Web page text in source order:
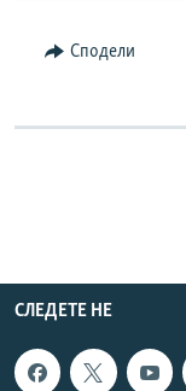
Сподели
СЛЕДЕТЕ НЕ